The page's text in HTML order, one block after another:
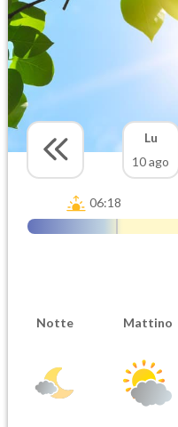
Lu
10 ago
06:18
Notte Mattino